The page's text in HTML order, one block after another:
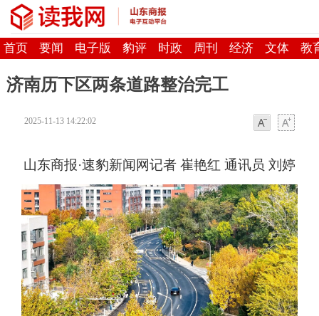
首页 要闻 电子版 豹评 时政 周刊 经济 文体 教
济南历下区两条道路整治完工
2025-11-13 14:22:02
山东商报·速豹新闻网记者 崔艳红 通讯员 刘婷